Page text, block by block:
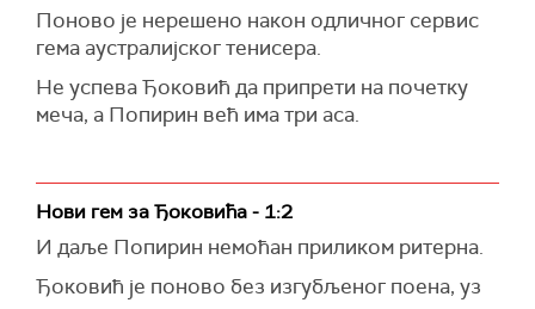
Поново је нерешено након одличног сервис
гема аустралијског тенисера.
Не успева Ђоковић да припрети на почетку
меча, а Попирин већ има три аса.
Нови гем за Ђоковића - 1:2
И даље Попирин немоћан приликом ритерна.
Ђоковић је поново без изгубљеног поена, уз